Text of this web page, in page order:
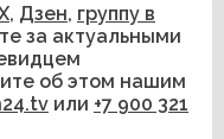
, Дзен, группу в
за актуальными
об этом нашим
или +7 900 321